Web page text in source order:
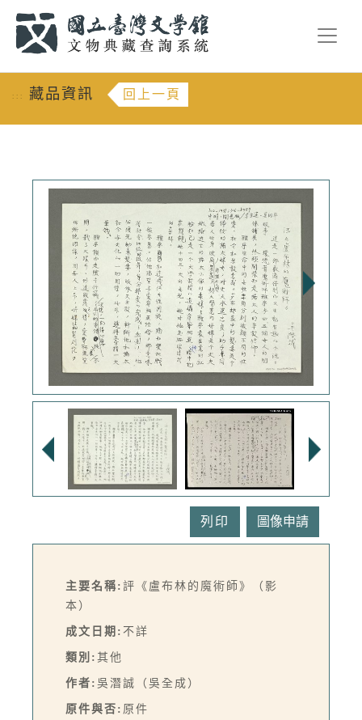
::: 藏品資訊 回上一頁
列印
主要名稱: 評《盧布林的魔術師》（影
本）
成文日期: 不詳
類別: 其他
作者: 吳潛誠（吳全成）
原件與否: 原件